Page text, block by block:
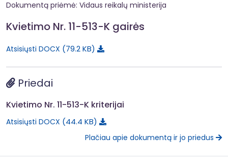
Dokumentą priėmė: Vidaus reikalų ministerija
Kvietimo Nr. 11-513-K gairės
Atsisiųsti DOCX 79.2 KB
Priedai
Kvietimo Nr. 11-513-K kriterijai
Atsisiųsti DOCX 44.4 KB
Plačiau apie dokumentą ir jo priedus